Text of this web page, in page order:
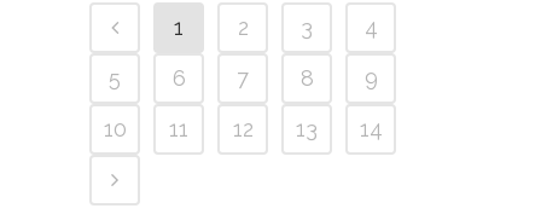
1 2 3
4
5
6 7 8
9
10
11 12 13 14